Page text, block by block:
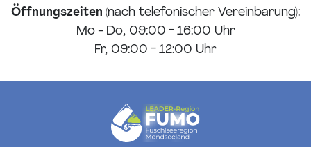
Öffnungszeiten (nach telefonischer Vereinbarung):
Mo - Do, 09:00 - 16:00 Uhr
Fr, 09:00 - 12:00 Uhr